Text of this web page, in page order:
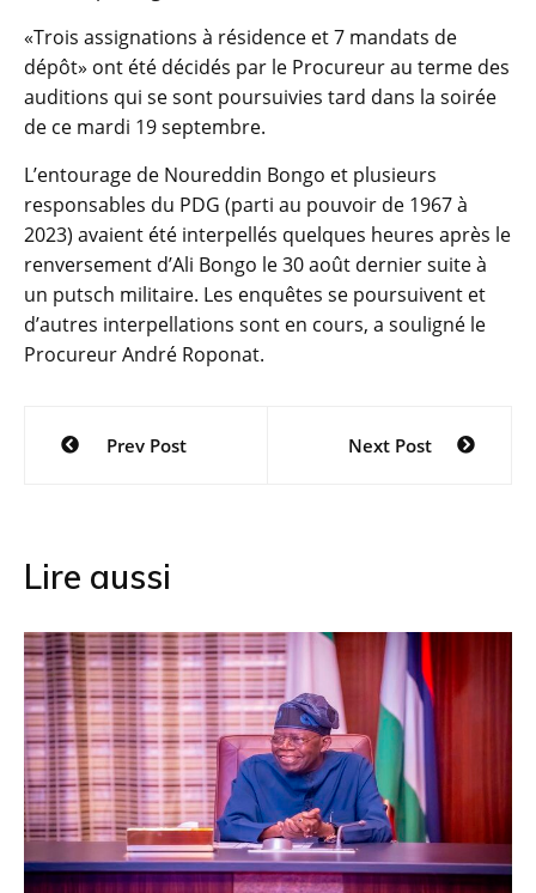
«Trois assignations à résidence et 7 mandats de
dépôt» ont été décidés par le Procureur au terme des
auditions qui se sont poursuivies tard dans la soirée
de ce mardi 19 septembre.
L’entourage de Noureddin Bongo et plusieurs
responsables du PDG (parti au pouvoir de 1967 à
2023) avaient été interpellés quelques heures après le
renversement d’Ali Bongo le 30 août dernier suite à
un putsch militaire. Les enquêtes se poursuivent et
d’autres interpellations sont en cours, a souligné le
Procureur André Roponat.
Navigation
Prev Post Next Post
Lire aussi